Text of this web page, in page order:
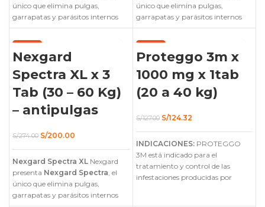
único que elimina pulgas,
garrapatas y parásitos internos
en un solo bocado, para perros
adultos y cachorros!
único que elimina pulgas,
garrapatas y parásitos internos
en un solo bocado, para perros
adultos y cachorros!
Nexgard
Spectra XL x 3
Tab (30 – 60 Kg)
– antipulgas
S/274.00 El
original
era:
S/274.00.
S/200.00
actual
es:
S/200.00.
Nexgard Spectra XL Nexgard
presenta Nexgard Spectra, el
único que elimina pulgas,
garrapatas y parásitos internos
Proteggo 3m x
1000 mg x 1tab
(20 a 40 kg)
S/127.00 El
original
era:
S/127.00.
S/124.32El
actual
es:
S/124.32.
INDICACIONES:PROTEGGO
3M está indicado para el
tratamiento y control de las
infestaciones producidas por